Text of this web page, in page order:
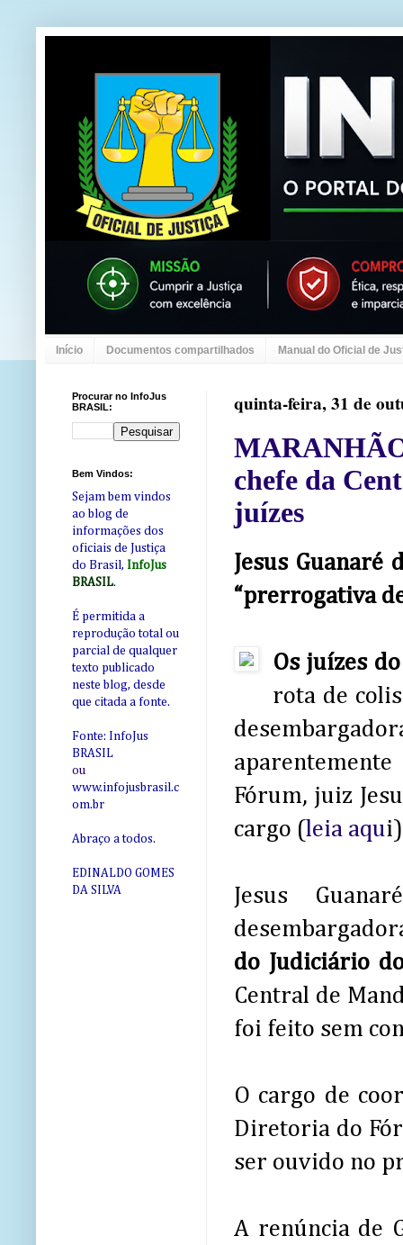
Início Documentos compartilhados Manual do Oficial de
quinta-feira, 31 de
chefe da
juízes
Jesus Guanaré
“prerrogativa
Os juízes
rota de
Fórum, juiz
cargo (leia aqu
Jesus
do Judiciário
Central de
foi feito sem
O cargo de
Diretoria do
ser ouvido no
A renúncia de
Procurar no InfoJus
BRASIL:
Bem Vindos:
Sejam bem vindos
ao blog de
informações dos
oficiais de Justiça
do Brasil, InfoJus
BRASIL.
É permitida a
reprodução total ou
parcial de qualquer
texto publicado
neste blog, desde
que citada a fonte.
Fonte: InfoJus
BRASIL
ou
www.infojusbrasil.c
om.br
Abraço a todos.
EDINALDO GOMES
DA SILVA